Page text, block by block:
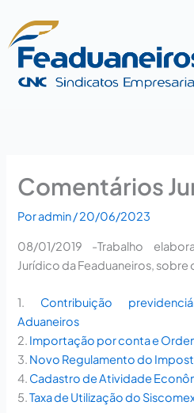
para
conteúdo
Comentários
Poradmin/20/06/2023
08/01/2019 -Trabalho
Jurídico da Feaduaneiros, sobre
1. Contribuição
Aduaneiros
2. Importação por conta e
3. Novo Regulamento do
4. Cadastro de Atividade
5.Taxa de Utilização do